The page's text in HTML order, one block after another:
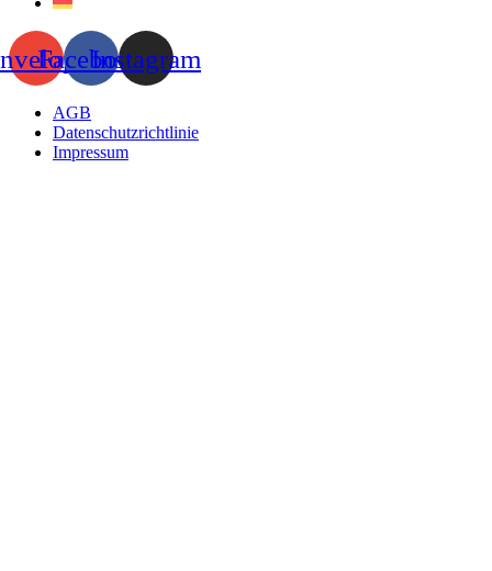
FacebookInstagram
AGB
Datenschutzrichtlinie
Impressum